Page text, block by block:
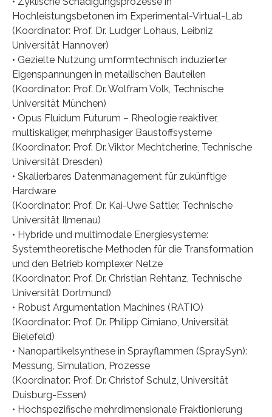
Hochleistungsbetonen im Experimental-Virtual-Lab
(Koordinator: Prof. Dr. Ludger Lohaus, Leibniz
Universität Hannover)
• Gezielte Nutzung umformtechnisch induzierter
Eigenspannungen in metallischen Bauteilen
(Koordinator: Prof. Dr. Wolfram Volk, Technische
Universität München)
• Opus Fluidum Futurum – Rheologie reaktiver,
multiskaliger, mehrphasiger Baustoffsysteme
(Koordinator: Prof. Dr. Viktor Mechtcherine, Technische
Universität Dresden)
• Skalierbares Datenmanagement für zukünftige
Hardware
(Koordinator: Prof. Dr. Kai-Uwe Sattler, Technische
Universität Ilmenau)
• Hybride und multimodale Energiesysteme:
Systemtheoretische Methoden für die Transformation
und den Betrieb komplexer Netze
(Koordinator: Prof. Dr. Christian Rehtanz, Technische
Universität Dortmund)
• Robust Argumentation Machines (RATIO)
(Koordinator: Prof. Dr. Philipp Cimiano, Universität
Bielefeld)
• Nanopartikelsynthese in Sprayflammen (SpraySyn):
Messung, Simulation, Prozesse
(Koordinator: Prof. Dr. Christof Schulz, Universität
Duisburg-Essen)
• Hochspezifische mehrdimensionale Fraktionierung